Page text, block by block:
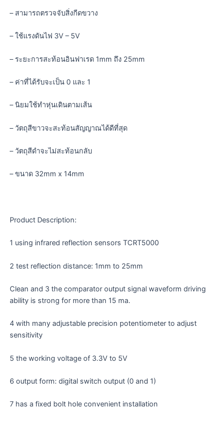
– สามารถตรวจจับสิ่งกีดขวาง
– ใช้แรงดันไฟ 3V – 5V
– ระยะการสะท้อนอินฟาเรด 1mm ถึง 25mm
– ค่าที่ได้รับจะเป็น 0 และ 1
– นิยมใช้ทำหุ่นเดินตามเส้น
– วัตถุสีขาวจะสะท้อนสัญญาณได้ดีที่สุด
– วัตถุสีดำจะไม่สะท้อนกลับ
– ขนาด 32mm x 14mm
Product Description:
1 using infrared reflection sensors TCRT5000
2 test reflection distance: 1mm to 25mm
Clean and 3 the comparator output signal waveform driving
ability is strong for more than 15 ma.
4 with many adjustable precision potentiometer to adjust
sensitivity
5 the working voltage of 3.3V to 5V
6 output form: digital switch output (0 and 1)
7 has a fixed bolt hole convenient installation